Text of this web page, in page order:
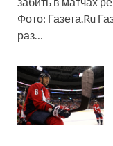
Фото: Газета.Ru
раз…